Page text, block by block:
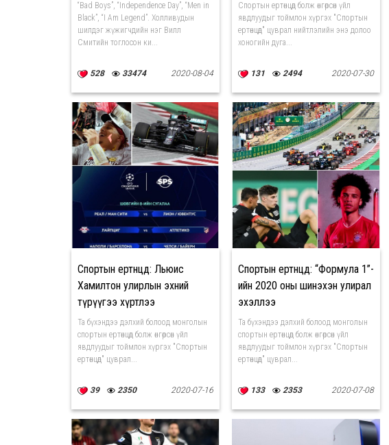
“Bad Boys”, “Independence Day”, “Men in
Black”, “I Am Legend”. Холливудын
шилдэг жүжигчдийн нэг Вилл
Смитийн тоглосон ки...
528 33474 2020-08-04
Спортын ертөнцөд болж өнгөрсөн үйл
явдлуудыг тоймлон хүргэх "Спортын
ертөнцөд" цуврал нийтлэлийн энэ долоо
хоногийн дуга...
131 2494 2020-07-30
Спортын ертөнцөд: Льюис
Хамилтон улирлын эхний
түрүүгээ хүртлээ
Та бүхэндээ дэлхий болоод монголын
спортын ертөнцөд болж өнгөрсөн үйл
явдлуудыг тоймлон хүргэх "Спортын
ертөнцөд" цуврал...
39 2350 2020-07-16
Спортын ертөнцөд: “Формула 1”-
ийн 2020 оны шинэхэн улирал
эхэллээ
Та бүхэндээ дэлхий болоод монголын
спортын ертөнцөд болж өнгөрсөн үйл
явдлуудыг тоймлон хүргэх "Спортын
ертөнцөд" цуврал...
133 2353 2020-07-08